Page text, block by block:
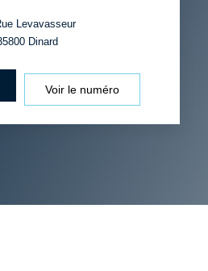
Levavasseur
Dinard
Voir le numéro